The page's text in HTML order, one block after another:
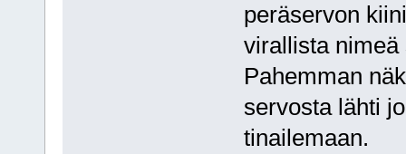
peräservon
virallista
Pahemman
servosta lähti
tinailemaan.